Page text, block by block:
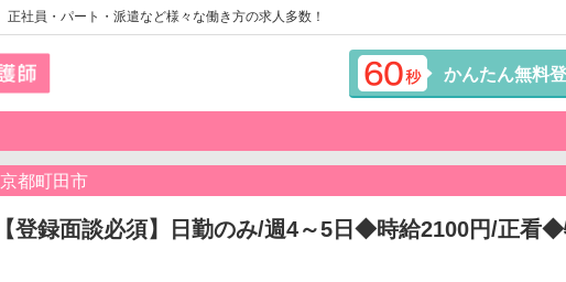
社員・パート・派遣など様々な働き方の求人多数！
かんたん無料
都町田市
登録面談必須】日勤のみ/週4～5日◆時給2100円/正看